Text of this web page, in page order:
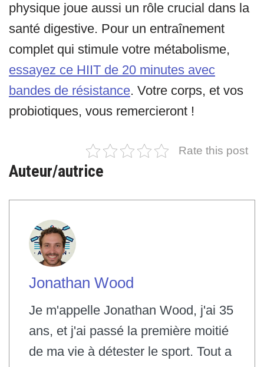
physique joue aussi un rôle crucial dans la
santé digestive. Pour un entraînement
complet qui stimule votre métabolisme,
essayez ce HIIT de 20 minutes avec
bandes de résistance. Votre corps, et vos
probiotiques, vous remercieront !
Rate this post
Auteur/autrice
Jonathan Wood
Je m'appelle Jonathan Wood, j'ai 35
ans, et j'ai passé la première moitié
de ma vie à détester le sport. Tout a